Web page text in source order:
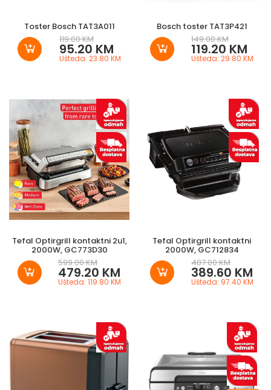
Toster Bosch TAT3A011
119.00 KM
95.20 KM
Ušteda: 23.80 KM
Bosch toster TAT3P421
149.00 KM
119.20 KM
Ušteda: 29.80 KM
Tefal Optirgrill kontaktni 2u1,
2000W, GC773D30
599.00 KM
479.20 KM
Ušteda: 119.80 KM
Tefal Optirgrill kontaktni
2000W, GC712834
487.00 KM
389.60 KM
Ušteda: 97.40 KM